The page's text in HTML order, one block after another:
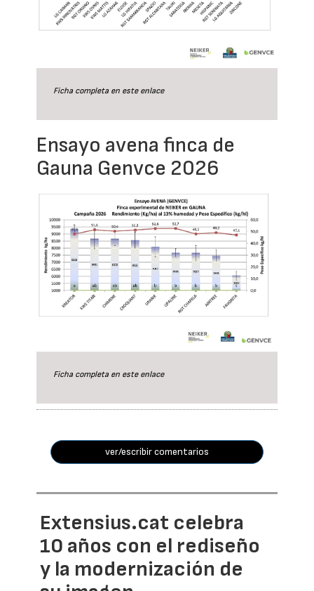
Ficha completa en este enlace
Ensayo avena finca de
Gauna Genvce 2026
Ficha completa en este enlace
ver/escribir comentarios
Extensius.cat celebra
10 años con el rediseño
y la modernización de